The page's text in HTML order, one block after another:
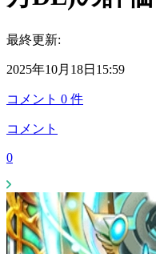
最終更新:
2025年10月18日15:59
コメント 0 件
コメント
0